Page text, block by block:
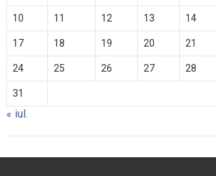
10 11 12 13 14
17 18 19 20 21
24 25 26 27 28
31
« iul.